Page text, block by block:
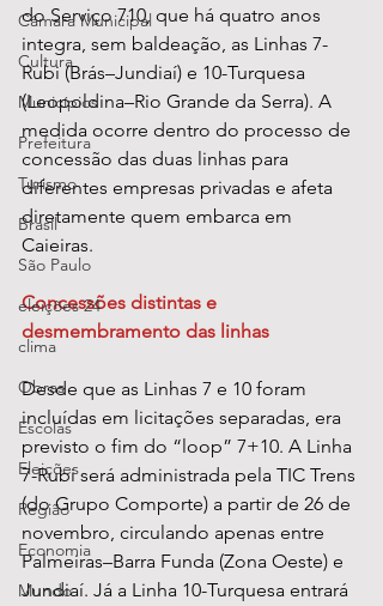
Câmara Municipal
Cultura
Municípios
Prefeitura
Turismo
Brasil
São Paulo
eleições 24
clima
Obras
Escolas
Eleições
Região
Economia
Mundo
do Serviço 710, que há quatro anos
integra, sem baldeação, as Linhas 7-
Rubi (Brás–Jundiaí) e 10-Turquesa
(Leopoldina–Rio Grande da Serra). A
medida ocorre dentro do processo de
concessão das duas linhas para
diferentes empresas privadas e afeta
diretamente quem embarca em
Caieiras.
Concessões distintas e
desmembramento das linhas
Desde que as Linhas 7 e 10 foram
incluídas em licitações separadas, era
previsto o fim do “loop” 7+10. A Linha
7-Rubi será administrada pela TIC Trens
(do Grupo Comporte) a partir de 26 de
novembro, circulando apenas entre
Palmeiras–Barra Funda (Zona Oeste) e
Jundiaí. Já a Linha 10-Turquesa entrará